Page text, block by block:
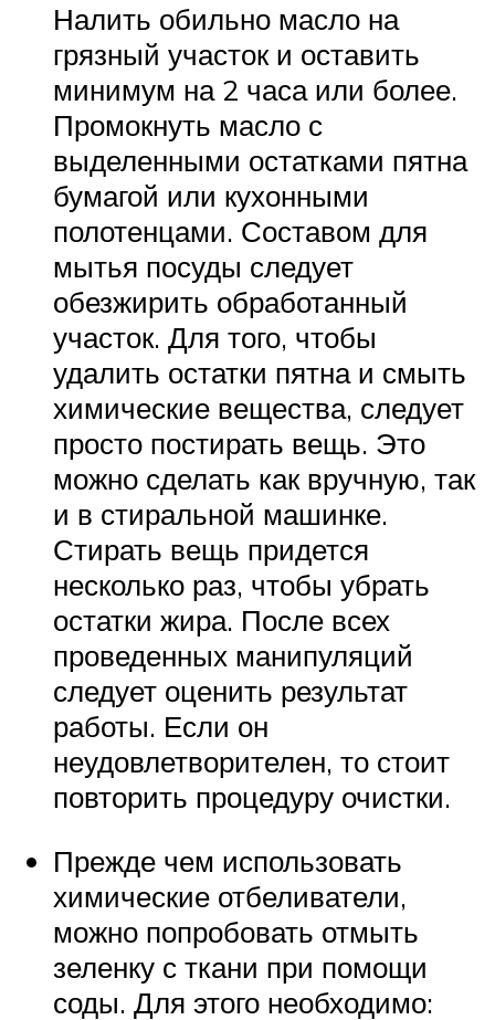
Налить обильно масло на
грязный участок и оставить
минимум на 2 часа или более.
Промокнуть масло с
выделенными остатками пятна
бумагой или кухонными
полотенцами. Составом для
мытья посуды следует
обезжирить обработанный
участок. Для того, чтобы
удалить остатки пятна и смыть
химические вещества, следует
просто постирать вещь. Это
можно сделать как вручную, так
и в стиральной машинке.
Стирать вещь придется
несколько раз, чтобы убрать
остатки жира. После всех
проведенных манипуляций
следует оценить результат
работы. Если он
неудовлетворителен, то стоит
повторить процедуру очистки.
Прежде чем использовать
химические отбеливатели,
можно попробовать отмыть
зеленку с ткани при помощи
соды. Для этого необходимо: